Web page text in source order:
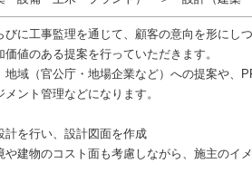
びに工事監理を通じて、顧客の意向を形にし
価値のある提案を行っていただきます。
地域（官公庁・地場企業など）への提案や、
ント管理などになります。
計を行い、設計図面を作成
や建物のコスト面も考慮しながら、施主のイ